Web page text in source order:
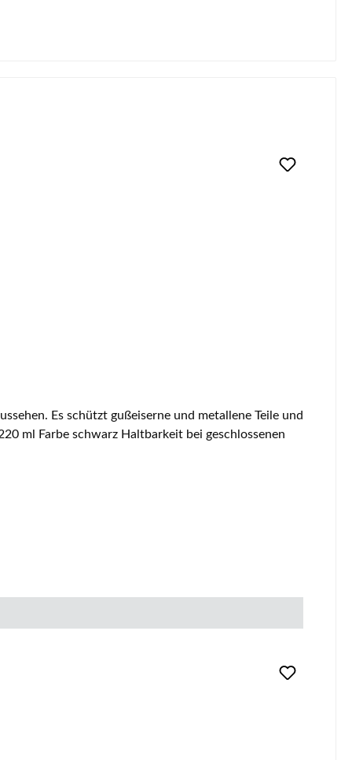
Es schützt gußeiserne und metallene Teile und